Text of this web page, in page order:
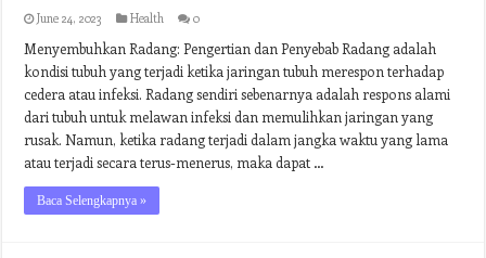
June 24, 2023 Health 0
Menyembuhkan Radang: Pengertian dan Penyebab Radang adalah
kondisi tubuh yang terjadi ketika jaringan tubuh merespon terhadap
cedera atau infeksi. Radang sendiri sebenarnya adalah respons alami
dari tubuh untuk melawan infeksi dan memulihkan jaringan yang
rusak. Namun, ketika radang terjadi dalam jangka waktu yang lama
atau terjadi secara terus-menerus, maka dapat …
Baca Selengkapnya »